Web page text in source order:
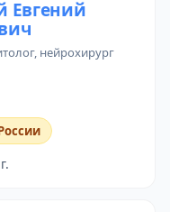
Евгений
, нейрохирург